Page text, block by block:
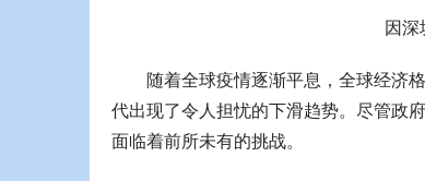
因深
随着全球疫情逐渐平息，全球经济
代出现了令人担忧的下滑趋势。尽管政
面临着前所未有的挑战。